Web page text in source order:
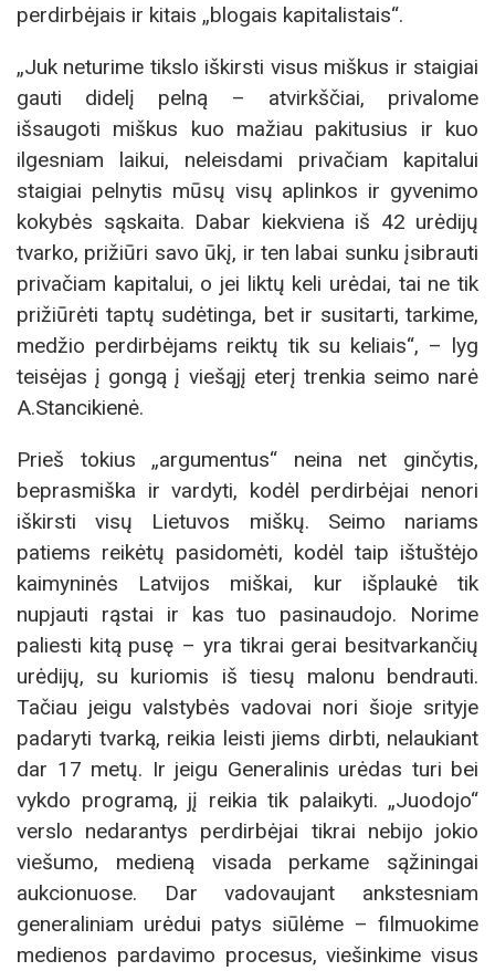
perdirbėjais ir kitais „blogais kapitalistais“.
„Juk neturime tikslo iškirsti visus miškus ir staigiai
gauti didelį pelną – atvirkščiai, privalome
išsaugoti miškus kuo mažiau pakitusius ir kuo
ilgesniam laikui, neleisdami privačiam kapitalui
staigiai pelnytis mūsų visų aplinkos ir gyvenimo
kokybės sąskaita. Dabar kiekviena iš 42 urėdijų
tvarko, prižiūri savo ūkį, ir ten labai sunku įsibrauti
privačiam kapitalui, o jei liktų keli urėdai, tai ne tik
prižiūrėti taptų sudėtinga, bet ir susitarti, tarkime,
medžio perdirbėjams reiktų tik su keliais“, – lyg
teisėjas į gongą į viešąjį eterį trenkia seimo narė
A.Stancikienė.
Prieš tokius „argumentus“ neina net ginčytis,
beprasmiška ir vardyti, kodėl perdirbėjai nenori
iškirsti visų Lietuvos miškų. Seimo nariams
patiems reikėtų pasidomėti, kodėl taip ištuštėjo
kaimyninės Latvijos miškai, kur išplaukė tik
nupjauti rąstai ir kas tuo pasinaudojo. Norime
paliesti kitą pusę – yra tikrai gerai besitvarkančių
urėdijų, su kuriomis iš tiesų malonu bendrauti.
Tačiau jeigu valstybės vadovai nori šioje srityje
padaryti tvarką, reikia leisti jiems dirbti, nelaukiant
dar 17 metų. Ir jeigu Generalinis urėdas turi bei
vykdo programą, jį reikia tik palaikyti. „Juodojo“
verslo nedarantys perdirbėjai tikrai nebijo jokio
viešumo, medieną visada perkame sąžiningai
aukcionuose. Dar vadovaujant ankstesniam
generaliniam urėdui patys siūlėme – filmuokime
medienos pardavimo procesus, viešinkime visus